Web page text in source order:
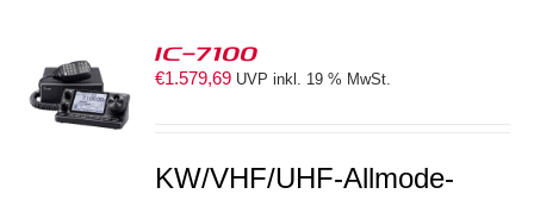
IC-7100
€1.579,69 UVP inkl. 19 % MwSt.
KW/VHF/UHF-Allmode-